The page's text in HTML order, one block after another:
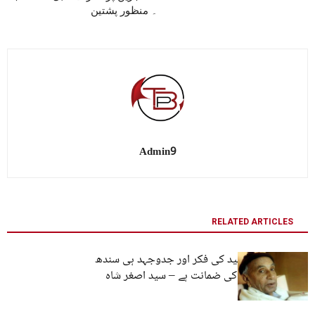
۔ منظور پشتین
Admin9
RELATED ARTICLES
سائیں جی ایم سید کی فکر اور جدوجہد ہی سندھ
کی بقا اور آزادی کی ضمانت ہے – سید اصغر شاہ